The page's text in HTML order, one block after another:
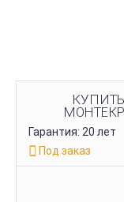
Гарантия: 20 лет
Под заказ